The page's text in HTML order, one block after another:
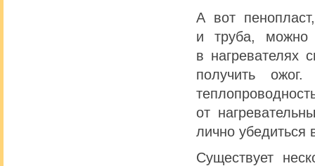
А вот
и труба, можно
в нагревателях
получить
от
лично убедиться
Существует